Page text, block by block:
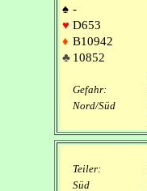
♠ -
♥ D653
♦ B10942
♣ 10852
Gefahr:
Nord/Süd
Teiler:
Süd